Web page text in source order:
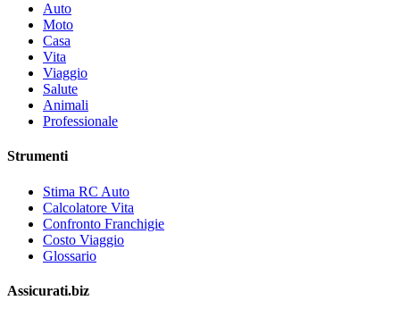
Auto
Moto
Casa
Vita
Viaggio
Salute
Animali
Professionale
Strumenti
Stima RC Auto
Calcolatore Vita
Confronto Franchigie
Costo Viaggio
Glossario
Assicurati.biz